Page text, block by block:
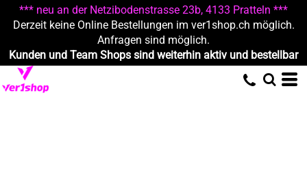
*** neu an der Netzibodenstrasse 23b, 4133 Pratteln ***
Derzeit keine Online Bestellungen im ver1shop.ch möglich.
Anfragen sind möglich.
Kunden und Team Shops sind weiterhin aktiv und bestellbar